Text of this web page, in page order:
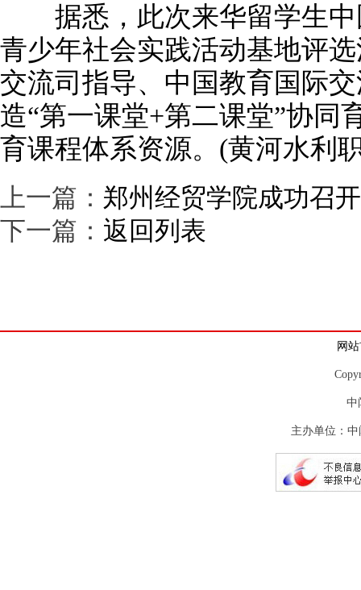
据悉，此次来华留学生中
青少年社会实践活动基地评
交流司指导、中国教育国际
造“第一课堂+第二课堂”协同
育课程体系资源。(黄河水利
上一篇： 郑州经贸学院成功召
下一篇： 返回列表
网
中
主办单位：